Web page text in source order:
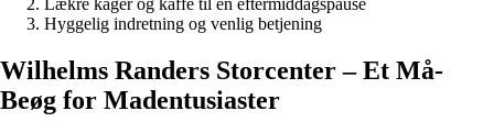
Lækre kager og kaffe til en eftermiddagspause
Hyggelig indretning og venlig betjening
Wilhelms Randers Storcenter – Et Må-
Beøg for Madentusiaster